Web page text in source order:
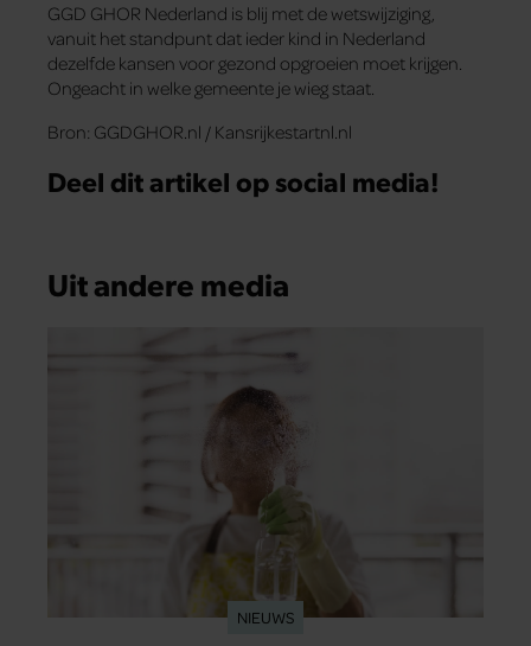
GGD GHOR Nederland is blij met de wetswijziging,
vanuit het standpunt dat ieder kind in Nederland
dezelfde kansen voor gezond opgroeien moet krijgen.
Ongeacht in welke gemeente je wieg staat.
Bron: GGDGHOR.nl / Kansrijkestartnl.nl
Deel dit artikel op social media!
Uit andere media
NIEUWS